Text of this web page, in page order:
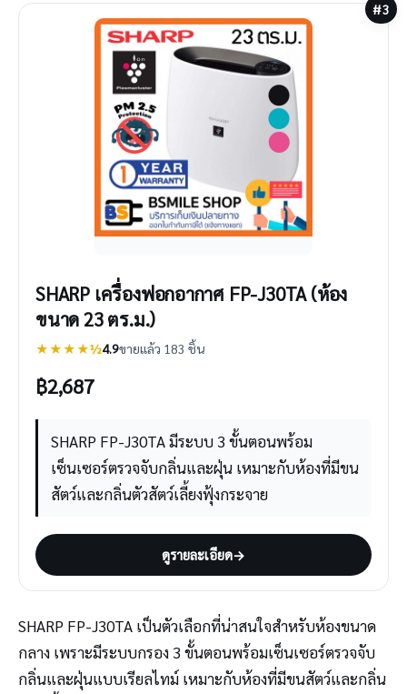
#3
SHARP เครื่องฟอกอากาศ FP-J30TA (ห้อง
ขนาด 23 ตร.ม.)
★★★★½4.9ขายแล้ว 183 ชิ้น
฿2,687
SHARP FP-J30TA มีระบบ 3 ขั้นตอนพร้อม
เซ็นเซอร์ตรวจจับกลิ่นและฝุ่น เหมาะกับห้องที่มีขน
สัตว์และกลิ่นตัวสัตว์เลี้ยงฟุ้งกระจาย
ดูรายละเอียด→
SHARP FP-J30TA เป็นตัวเลือกที่น่าสนใจสำหรับห้องขนาด
กลาง เพราะมีระบบกรอง 3 ขั้นตอนพร้อมเซ็นเซอร์ตรวจจับ
กลิ่นและฝุ่นแบบเรียลไทม์ เหมาะกับห้องที่มีขนสัตว์และกลิ่น